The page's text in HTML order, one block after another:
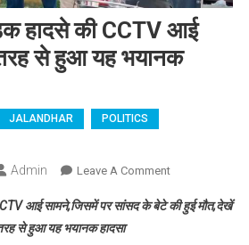
हादसे की CCTV आई
से हुआ यह भयानक
JALANDHAR
POLITICS
Admin Leave A CommentOn मॉडल
हादसे की
आई सामने,जिसमें पर सांसद के बेटे की हुई मौत,देखें
से हुआ यह भयानक हादसा